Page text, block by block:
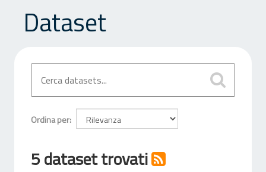
Dataset
Ordina per
5 dataset trovati